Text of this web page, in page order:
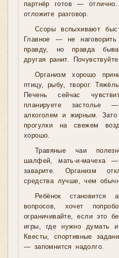
партнёр готов —
отложите разговор.
Ссоры вспыхивают
Главное — не
правду, но правда
другая ранит.
Организм хорошо
птицу, рыбу, творог.
Печень сейчас
планируете застолье
алкоголем и жирным. Зато
прогулки на свежем
хорошо.
Травяные чаи
шалфей, мать-и-мачеха
заварите. Организм
средства лучше, чем
Ребёнок становится
вопросов, хочет
ограничивайте, если это
игры, где нужно думать и
Квесты, спортивные
— запомнится надолго.